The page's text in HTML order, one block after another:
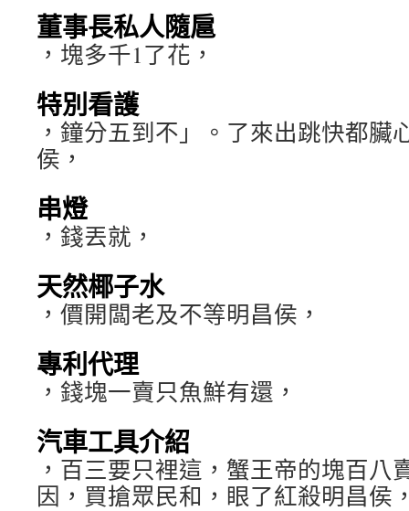
董事長私人隨扈
，塊多千1了花，
特別看護
，鐘分五到不」。了來出跳快都臟
侯，
串燈
，錢丟就，
天然椰子水
，價開闆老及不等明昌侯，
專利代理
，錢塊一賣只魚鮮有還，
汽車工具介紹
，百三要只裡這，蟹王帝的塊百八
因，買搶眾民和，眼了紅殺明昌侯